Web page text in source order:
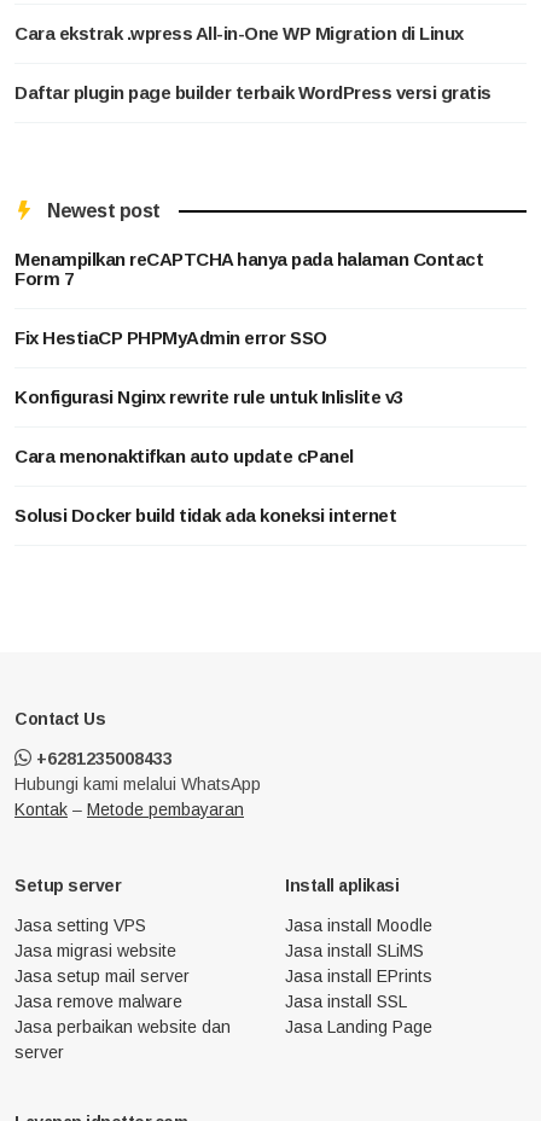
Cara ekstrak .wpress All-in-One WP Migration di Linux
Daftar plugin page builder terbaik WordPress versi gratis
Newest post
Menampilkan reCAPTCHA hanya pada halaman Contact
Form 7
Fix HestiaCP PHPMyAdmin error SSO
Konfigurasi Nginx rewrite rule untuk Inlislite v3
Cara menonaktifkan auto update cPanel
Solusi Docker build tidak ada koneksi internet
Contact Us
+6281235008433
Hubungi kami melalui WhatsApp
Kontak – Metode pembayaran
Setup server
Jasa setting VPS
Jasa migrasi website
Jasa setup mail server
Jasa remove malware
Jasa perbaikan website dan
server
Install aplikasi
Jasa install Moodle
Jasa install SLiMS
Jasa install EPrints
Jasa install SSL
Jasa Landing Page